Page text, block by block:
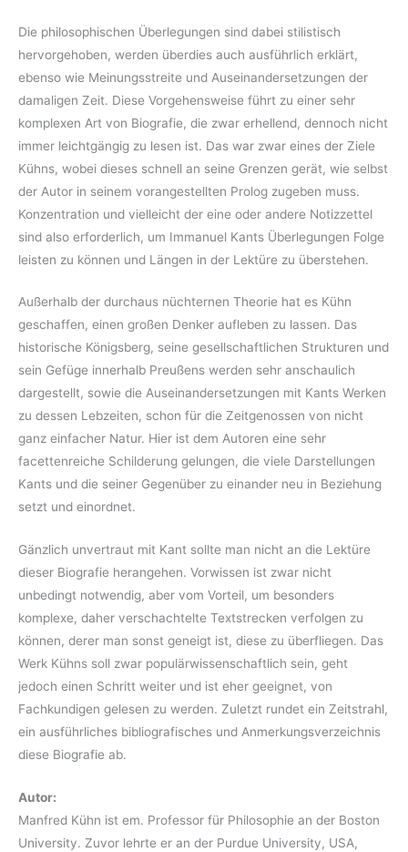
Die philosophischen Überlegungen sind dabei stilistisch
hervorgehoben, werden überdies auch ausführlich erklärt,
ebenso wie Meinungsstreite und Auseinandersetzungen der
damaligen Zeit. Diese Vorgehensweise führt zu einer sehr
komplexen Art von Biografie, die zwar erhellend, dennoch nicht
immer leichtgängig zu lesen ist. Das war zwar eines der Ziele
Kühns, wobei dieses schnell an seine Grenzen gerät, wie selbst
der Autor in seinem vorangestellten Prolog zugeben muss.
Konzentration und vielleicht der eine oder andere Notizzettel
sind also erforderlich, um Immanuel Kants Überlegungen Folge
leisten zu können und Längen in der Lektüre zu überstehen.
Außerhalb der durchaus nüchternen Theorie hat es Kühn
geschaffen, einen großen Denker aufleben zu lassen. Das
historische Königsberg, seine gesellschaftlichen Strukturen und
sein Gefüge innerhalb Preußens werden sehr anschaulich
dargestellt, sowie die Auseinandersetzungen mit Kants Werken
zu dessen Lebzeiten, schon für die Zeitgenossen von nicht
ganz einfacher Natur. Hier ist dem Autoren eine sehr
facettenreiche Schilderung gelungen, die viele Darstellungen
Kants und die seiner Gegenüber zu einander neu in Beziehung
setzt und einordnet.
Gänzlich unvertraut mit Kant sollte man nicht an die Lektüre
dieser Biografie herangehen. Vorwissen ist zwar nicht
unbedingt notwendig, aber vom Vorteil, um besonders
komplexe, daher verschachtelte Textstrecken verfolgen zu
können, derer man sonst geneigt ist, diese zu überfliegen. Das
Werk Kühns soll zwar populärwissenschaftlich sein, geht
jedoch einen Schritt weiter und ist eher geeignet, von
Fachkundigen gelesen zu werden. Zuletzt rundet ein Zeitstrahl,
ein ausführliches bibliografisches und Anmerkungsverzeichnis
diese Biografie ab.
Autor:
Manfred Kühn ist em. Professor für Philosophie an der Boston
University. Zuvor lehrte er an der Purdue University, USA,